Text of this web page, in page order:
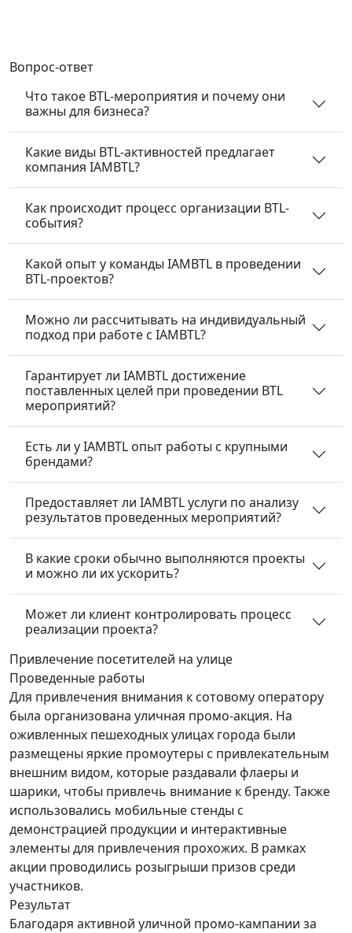
Вопрос-ответ
Что такое BTL-мероприятия и почему они
важны для бизнеса?
Какие виды BTL-активностей предлагает
компания IAMBTL?
Как происходит процесс организации BTL-
события?
Какой опыт у команды IAMBTL в проведении
BTL-проектов?
Можно ли рассчитывать на индивидуальный
подход при работе с IAMBTL?
Гарантирует ли IAMBTL достижение
поставленных целей при проведении BTL
мероприятий?
Есть ли у IAMBTL опыт работы с крупными
брендами?
Предоставляет ли IAMBTL услуги по анализу
результатов проведенных мероприятий?
В какие сроки обычно выполняются проекты
и можно ли их ускорить?
Может ли клиент контролировать процесс
реализации проекта?
Привлечение посетителей на улице
Проведенные работы
Для привлечения внимания к сотовому оператору
была организована уличная промо-акция. На
оживленных пешеходных улицах города были
размещены яркие промоутеры с привлекательным
внешним видом, которые раздавали флаеры и
шарики, чтобы привлечь внимание к бренду. Также
использовались мобильные стенды с
демонстрацией продукции и интерактивные
элементы для привлечения прохожих. В рамках
акции проводились розыгрыши призов среди
участников.
Результат
Благодаря активной уличной промо-кампании за